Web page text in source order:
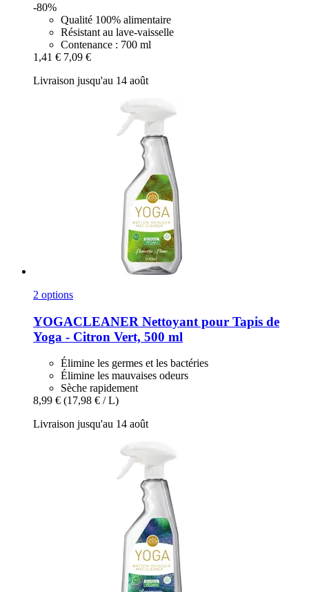
-80%
Qualité 100% alimentaire
Résistant au lave-vaisselle
Contenance : 700 ml
1,41 € 7,09 €
Livraison jusqu'au 14 août
2 options
YOGACLEANER Nettoyant pour Tapis de
Yoga -​ Citron Vert, 500 ml
Élimine les germes et les bactéries
Élimine les mauvaises odeurs
Sèche rapidement
8,99 € (17,98 € / L)
Livraison jusqu'au 14 août